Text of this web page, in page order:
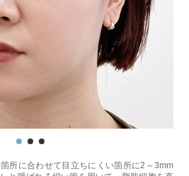
所に合わせて目立ちにくい箇所に2～3mm